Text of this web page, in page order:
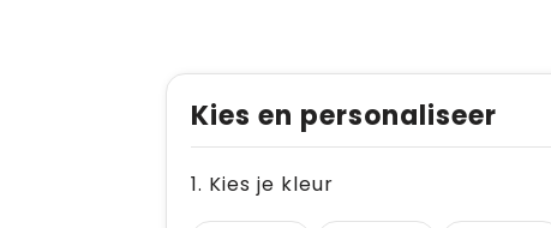
Kies en personaliseer
1. Kies je kleur